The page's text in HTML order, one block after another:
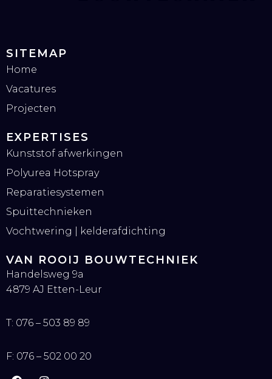
SITEMAP
Home
Vacatures
Projecten
EXPERTISES
Kunststof afwerkingen
Polyurea Hotspray
Reparatiesystemen
Spuittechnieken
Vochtwering | kelderafdichting
VAN ROOIJ BOUWTECHNIEK
Handelsweg 9a
4879 AJ Etten-Leur
T: 076 – 503 89 89
F: 076 – 502 00 20